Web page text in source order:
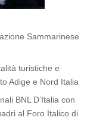
Sammarinese
turistiche e
Adige e Nord Italia
BNL D’Italia con
al Foro Italico di